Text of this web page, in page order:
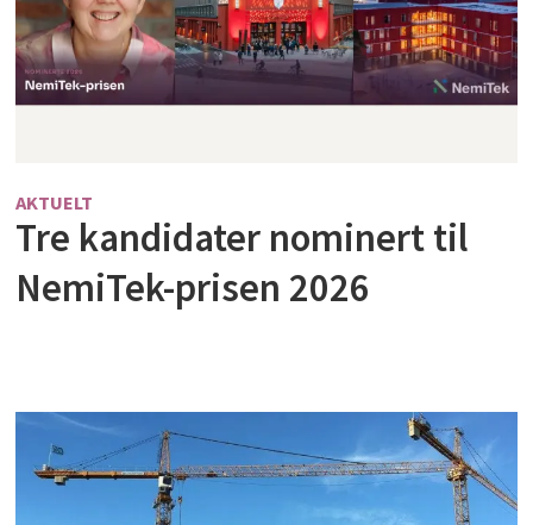
AKTUELT
Tre kandidater nominert til
NemiTek-prisen 2026